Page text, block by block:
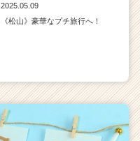
2025.05.09
《松山》豪華なプチ旅行へ！